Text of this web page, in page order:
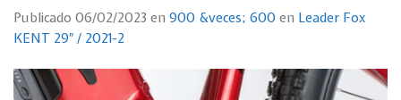
Publicado 06/02/2023 en 900 &veces; 600 en Leader Fox
KENT 29″ / 2021-2